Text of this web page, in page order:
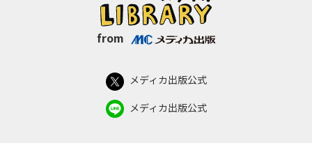
from
メディカ出版公式
メディカ出版公式